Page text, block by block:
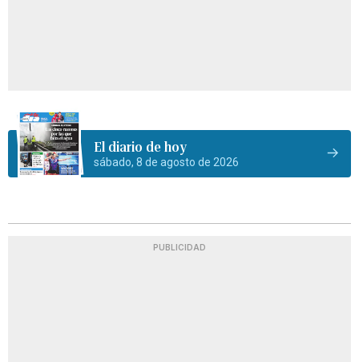
El diario de hoy
sábado, 8 de agosto de 2026
PUBLICIDAD